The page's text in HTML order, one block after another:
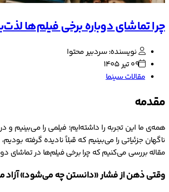
چرا تماشای دوباره برخی فیلم‌ها
نویسنده: سردبیر محتوا
09 تیر 1405
مقالات سینما
مقدمه
همه‌ی ما این تجربه را داشته‌ایم؛ فیلمی را می‌بینیم و
ناگهان جزئیاتی را می‌بینیم که قبلاً نادیده گرفته
مقاله بررسی می‌کنیم که چرا برخی فیلم‌ها در تماشای
وقتی ذهن از فشار «دانستن چه می‌شود»